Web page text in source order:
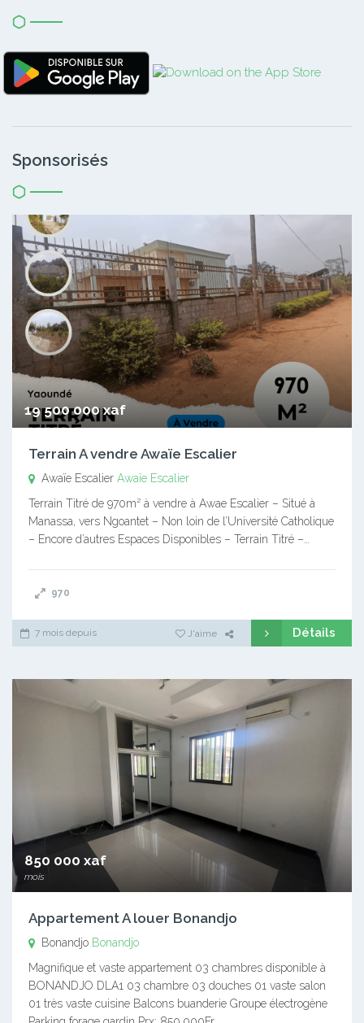
Sponsorisés
19 500 000 xaf
Terrain A vendre Awaïe Escalier
Awaïe Escalier Awaïe Escalier
Terrain Titré de 970m² à vendre à Awae Escalier – Situé à
Manassa, vers Ngoantet – Non loin de l’Université Catholique
– Encore d’autres Espaces Disponibles – Terrain Titré –…
970
7 mois depuis J'aime Détails
850 000 xaf
mois
Appartement A louer Bonandjo
Bonandjo Bonandjo
Magnifique et vaste appartement 03 chambres disponible à
BONANDJO DLA1 03 chambre 03 douches 01 vaste salon
01 très vaste cuisine Balcons buanderie Groupe électrogène